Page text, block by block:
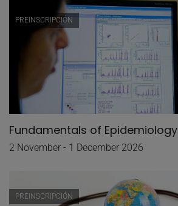
PREINSCRIPCIÓN
Fundamentals of Epidemiology
2 November - 1 December 2026
PREINSCRIPCIÓN